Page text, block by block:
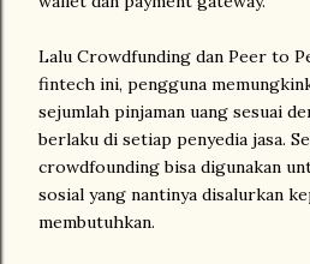
Lalu Crowdfunding dan Peer to
fintech ini, pengguna
sejumlah pinjaman uang sesuai
berlaku di setiap penyedia jasa.
crowdfounding bisa digunakan
sosial yang nantinya disalurkan
membutuhkan.